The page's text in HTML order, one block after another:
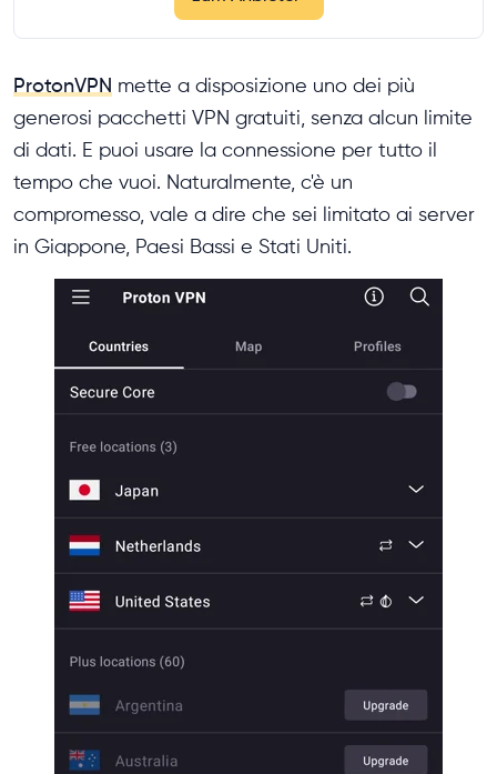
ProtonVPN mette a disposizione uno dei più
generosi pacchetti VPN gratuiti, senza alcun limite
di dati. E puoi usare la connessione per tutto il
tempo che vuoi. Naturalmente, c'è un
compromesso, vale a dire che sei limitato ai server
in Giappone, Paesi Bassi e Stati Uniti.